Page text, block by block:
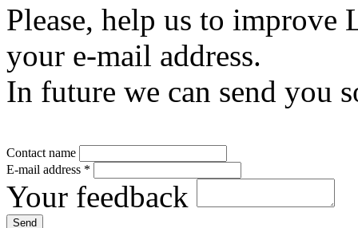
Please, help us to
your e-mail address.
In future we can send you
Contact name
E-mail address *
Your feedback